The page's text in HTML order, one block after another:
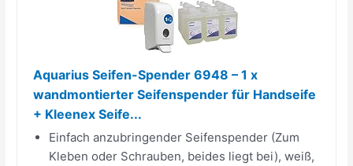
Aquarius Seifen-Spender 6948 – 1 x
wandmontierter Seifenspender für Handseife
+ Kleenex Seife...
Einfach anzubringender Seifenspender (Zum
Kleben oder Schrauben, beides liegt bei), weiß,